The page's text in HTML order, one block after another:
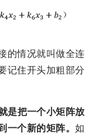
的情况就叫做全连
记住开头加粗部分
是把一个小矩阵放
一个新的矩阵。 如